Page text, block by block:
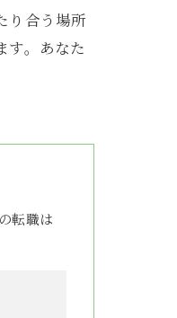
り合う場所
す。あなた
転職は